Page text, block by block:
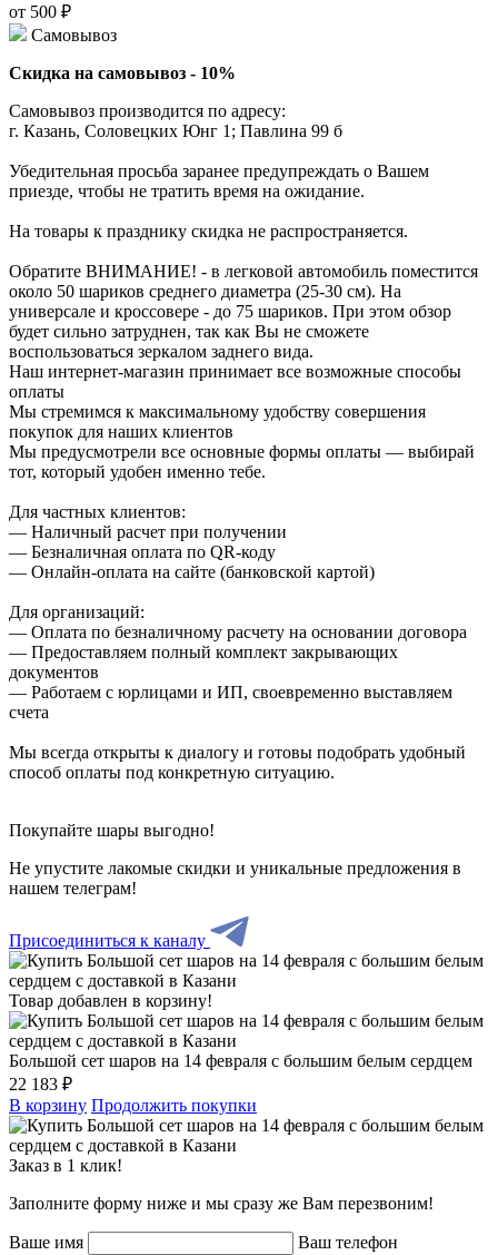
от 500 ₽
Самовывоз
Скидка на самовывоз - 10%
Самовывоз производится по адресу:
г. Казань, Соловецких Юнг 1; Павлина 99 б
Убедительная просьба заранее предупреждать о Вашем
приезде, чтобы не тратить время на ожидание.
На товары к празднику скидка не распространяется.
Обратите ВНИМАНИЕ! - в легковой автомобиль поместится
около 50 шариков среднего диаметра (25-30 см). На
универсале и кроссовере - до 75 шариков. При этом обзор
будет сильно затруднен, так как Вы не сможете
воспользоваться зеркалом заднего вида.
Наш интернет-магазин принимает все возможные способы
оплаты
Мы стремимся к максимальному удобству совершения
покупок для наших клиентов
Мы предусмотрели все основные формы оплаты — выбирай
тот, который удобен именно тебе.
Для частных клиентов:
— Наличный расчет при получении
— Безналичная оплата по QR-коду
— Онлайн-оплата на сайте (банковской картой)
Для организаций:
— Оплата по безналичному расчету на основании договора
— Предоставляем полный комплект закрывающих
документов
— Работаем с юрлицами и ИП, своевременно выставляем
счета
Мы всегда открыты к диалогу и готовы подобрать удобный
способ оплаты под конкретную ситуацию.
Покупайте шары выгодно!
Не упустите лакомые скидки и уникальные предложения в
нашем телеграм!
Присоединиться к каналу
Товар добавлен в корзину!
Большой сет шаров на 14 февраля с большим белым сердцем
22 183 ₽
В корзину Продолжить покупки
Заказ в 1 клик!
Заполните форму ниже и мы сразу же Вам перезвоним!
Ваше имя Ваш телефон